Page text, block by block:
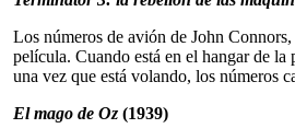
Los números de avión de John
película. Cuando está en el hangar de la
una vez que está volando, los números
El mago de Oz (1939)